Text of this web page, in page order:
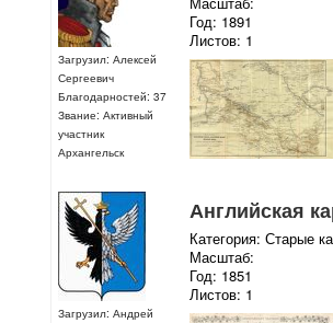
Загрузил: Алексей
Сергеевич
Благодарностей: 37
Звание: Активный
участник
Архангельск
Год: 1891
Листов: 1
Загрузил: Андрей
Английская
Категория: Старые
Масштаб:
Год: 1851
Листов: 1